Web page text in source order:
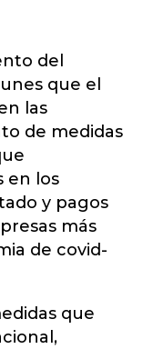
del
que el
las
de medidas
en los
y pagos
más
de covid-
que